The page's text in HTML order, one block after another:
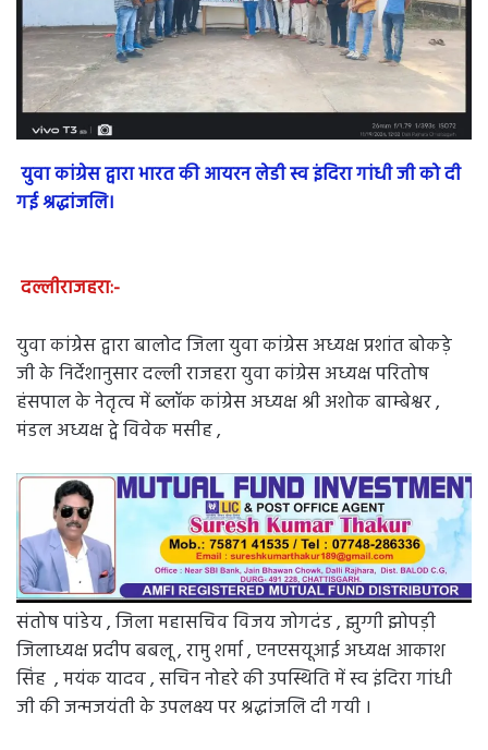
युवा कांग्रेस द्वारा भारत की आयरन लेडी स्व इंदिरा गांधी जी को दी
गई श्रद्धांजलि।
दल्लीराजहरा:-
युवा कांग्रेस द्वारा बालोद जिला युवा कांग्रेस अध्यक्ष प्रशांत बोकड़े
जी के निर्देशानुसार दल्ली राजहरा युवा कांग्रेस अध्यक्ष परितोष
हंसपाल के नेतृत्व में ब्लॉक कांग्रेस अध्यक्ष श्री अशोक बाम्बेश्वर ,
मंडल अध्यक्ष द्वे विवेक मसीह ,
संतोष पांडेय , जिला महासचिव विजय जोगदंड , झुग्गी झोपड़ी
जिलाध्यक्ष प्रदीप बबलू , रामु शर्मा , एनएसयूआई अध्यक्ष आकाश
सिंह , मयंक यादव , सचिन नोहरे की उपस्थिति में स्व इंदिरा गांधी
जी की जन्मजयंती के उपलक्ष्य पर श्रद्धांजलि दी गयी ।